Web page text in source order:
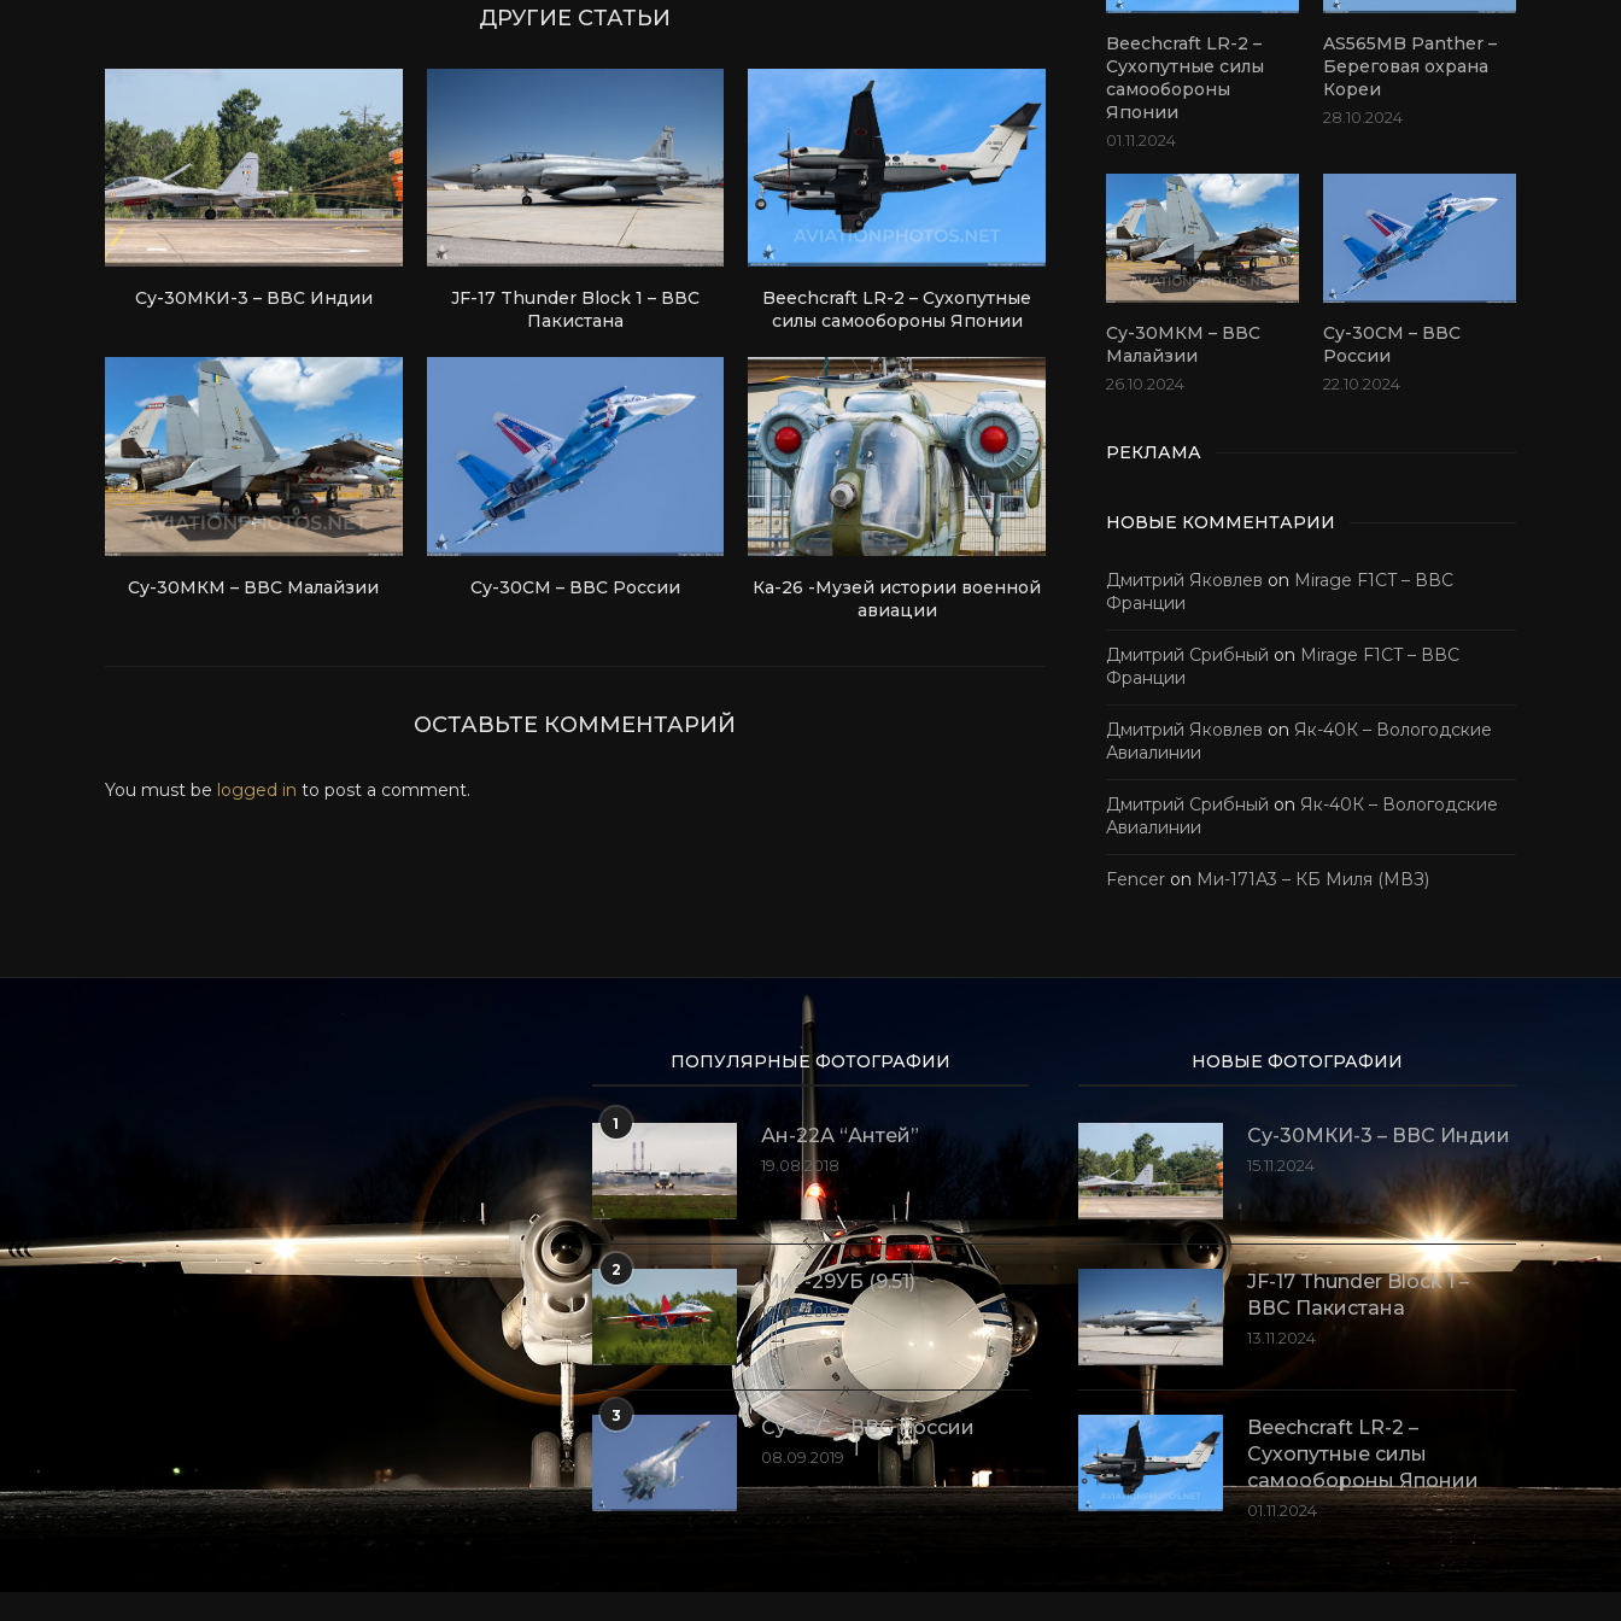
ДРУГИЕ СТАТЬИ
Су-30МКИ-3 – ВВС Индии
JF-17 Thunder Block 1 – ВВС
Пакистана
Beechcraft LR-2 – Сухопутные
силы самообороны Японии
Су-30МКМ – ВВС Малайзии Су-30СМ – ВВС России
Ка-26 -Музей истории военной
авиации
ОСТАВЬТЕ КОММЕНТАРИЙ
You must be logged in to post a comment.
Beechcraft LR-2 –
Сухопутные силы
самообороны
Японии
01.11.2024
AS565MB Panther –
Береговая охрана
Кореи
28.10.2024
Су-30МКМ – ВВС
Малайзии
26.10.2024
Су-30СМ – ВВС
России
22.10.2024
РЕКЛАМА
НОВЫЕ КОММЕНТАРИИ
Дмитрий Яковлев on Mirage F1CT – ВВС
Франции
Дмитрий Срибный on Mirage F1CT – ВВС
Франции
Дмитрий Яковлев on Як-40К – Вологодские
Авиалинии
Дмитрий Срибный on Як-40К – Вологодские
Авиалинии
Fencer on Ми-171А3 – КБ Миля (МВЗ)
ПОПУЛЯРНЫЕ ФОТОГРАФИИ
1
Ан-22А “Антей”
19.08.2018
2
МиГ-29УБ (9.51)
10.09.2018
3
Су-35С – ВВС России
08.09.2019
НОВЫЕ ФОТОГРАФИИ
Су-30МКИ-3 – ВВС Индии
15.11.2024
JF-17 Thunder Block 1 –
ВВС Пакистана
13.11.2024
Beechcraft LR-2 –
Сухопутные силы
самообороны Японии
01.11.2024